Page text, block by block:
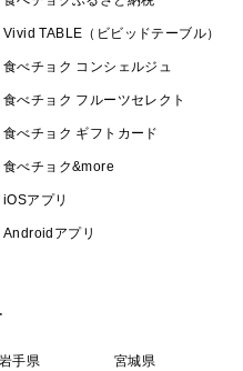
Vivid TABLE（ビビッドテーブル）
食べチョク コンシェルジュ
食べチョク フルーツセレクト
食べチョク ギフトカード
食べチョク&more
iOSアプリ
Androidアプリ
岩手県
宮城県